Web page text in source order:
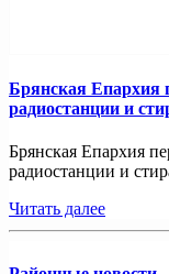
Брянская Епархия
радиостанции и
Брянская Епархия
радиостанции и
Читать далее